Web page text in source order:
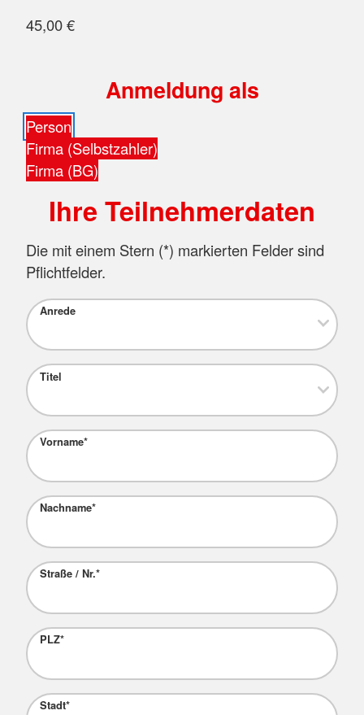
45,00 €
Anmeldung als
Person
Firma (Selbstzahler)
Firma (BG)
Ihre Teilnehmerdaten
Die mit einem Stern (*) markierten Felder sind
Pflichtfelder.
Anrede
Titel
Vorname*
Nachname*
Straße / Nr.*
PLZ*
Stadt*